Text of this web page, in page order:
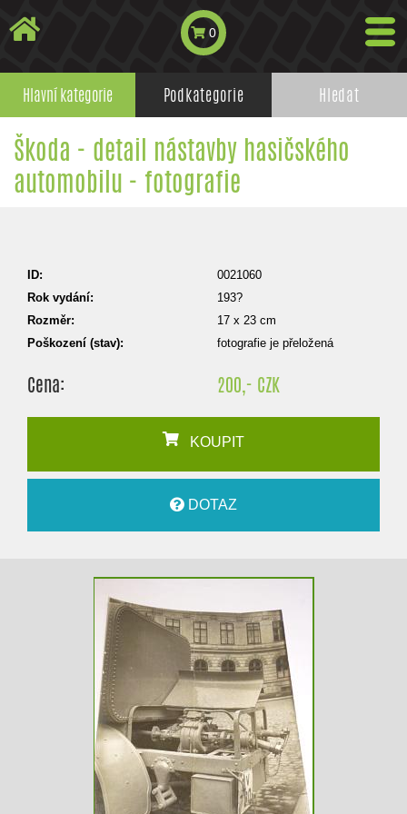
0
Hlavní kategorie Podkategorie Hledat
Škoda - detail nástavby hasičského
automobilu - fotografie
ID:
0021060
Rok vydání:
193?
Rozměr:
17 x 23 cm
Poškození (stav):
fotografie je přeložená
Cena: 200,- CZK
KOUPIT
DOTAZ